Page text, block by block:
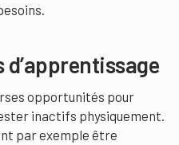
opportunités pour
inactifs physiquement.
par exemple être